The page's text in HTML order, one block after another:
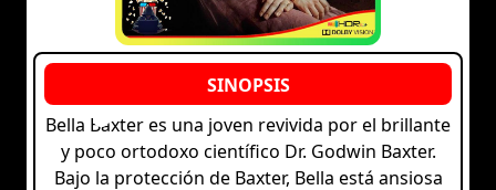
Bella Baxter es una joven revivida por el brillante
y poco ortodoxo científico Dr. Godwin Baxter.
Bajo la protección de Baxter, Bella está ansiosa